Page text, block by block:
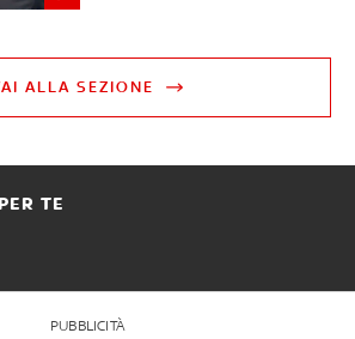
ALLA SEZIONE
TE
PUBBLICITÀ